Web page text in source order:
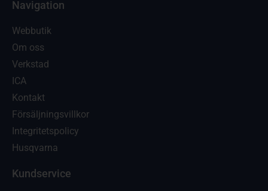
Navigation
Webbutik
Om oss
Verkstad
ICA
Kontakt
Försäljningsvillkor
Integritetspolicy
Husqvarna
Kundservice